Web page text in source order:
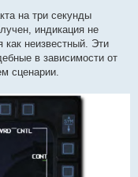
на три секунды
индикация не
как неизвестный. Эти
в зависимости от
сценарии.